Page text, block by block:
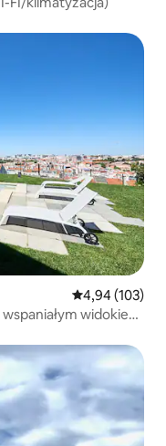
Średnia
4,94 (103)
widokiem